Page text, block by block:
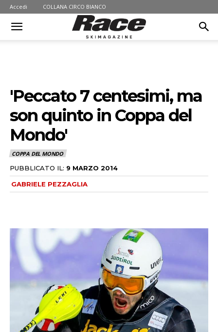
Accedi COLLANA CIRCO BIANCO
'Peccato 7 centesimi, ma
son quinto in Coppa del
Mondo'
COPPA DEL MONDO
PUBBLICATO IL: 9 MARZO 2014
GABRIELE PEZZAGLIA